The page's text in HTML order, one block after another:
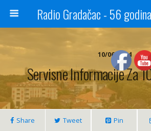
10/06/2024
Servisne Informacije Za
Share Tweet Pin